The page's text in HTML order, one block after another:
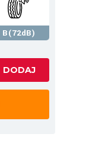
B(72dB)